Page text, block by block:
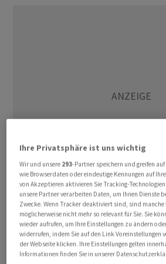
Der Kreml hatte das im Juli 2022
Abkommen zum Export von
das Schwarze Meer wenige
aufgekündigt. Offiziell läuft es an
Ihre Privatsphäre ist uns wichtig
Wir und unsere 293-Partner speichern und greifen
wie Browserdaten oder eindeutige Kennungen auf
von Akzeptieren aktivieren Sie Tracking-
unsere Partner verarbeiten Daten, um Ihnen Dienste
Zwecke. Wenn Tracker deaktiviert sind, sind manche
möglicherweise nicht mehr so relevant für Sie. Sie
wieder aufrufen, um Ihre Einstellungen zu ändern
widerrufen, indem Sie auf den Link Voreinstellungen
der Webseite klicken. Ihre Einstellungen gelten
Informationen finden Sie in unserer